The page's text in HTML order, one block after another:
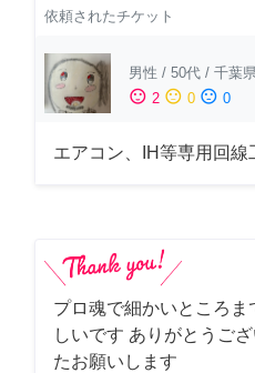
依頼されたチケット
男性 / 50代 / 千葉県
sentiment_satisfied 2 sentiment_neutral 0 sentiment_dissatisfied 0
エアコン、IH等専用回線
プロ魂で細かいところ
しいです ありがとうご
たお願いします